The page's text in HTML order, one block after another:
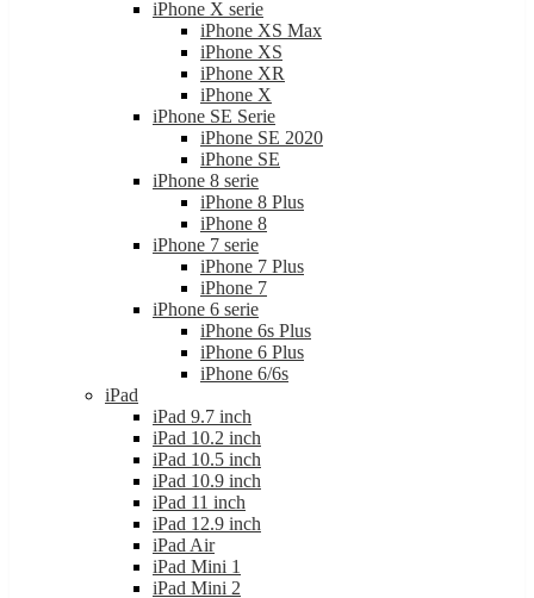
iPhone X serie
iPhone XS Max
iPhone XS
iPhone XR
iPhone X
iPhone SE Serie
iPhone SE 2020
iPhone SE
iPhone 8 serie
iPhone 8 Plus
iPhone 8
iPhone 7 serie
iPhone 7 Plus
iPhone 7
iPhone 6 serie
iPhone 6s Plus
iPhone 6 Plus
iPhone 6/6s
iPad
iPad 9.7 inch
iPad 10.2 inch
iPad 10.5 inch
iPad 10.9 inch
iPad 11 inch
iPad 12.9 inch
iPad Air
iPad Mini 1
iPad Mini 2